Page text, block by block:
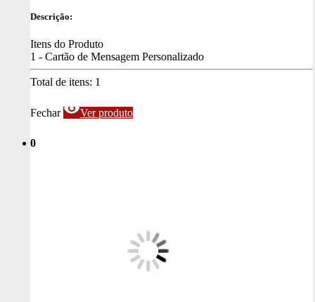
Descrição:
Itens do Produto
1 - Cartão de Mensagem Personalizado
Total de itens: 1
Fechar visibilityVer produto
0